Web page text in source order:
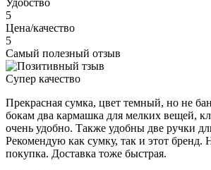
5
Цена/качество
5
Самый полезный отзыв
Супер качество
Прекрасная сумка, цвет темный, но не
бокам два кармашка для мелких вещей,
очень удобно. Также удобны две ручки
Рекомендую как сумку, так и этот бренд.
покупка. Доставка тоже быстрая.